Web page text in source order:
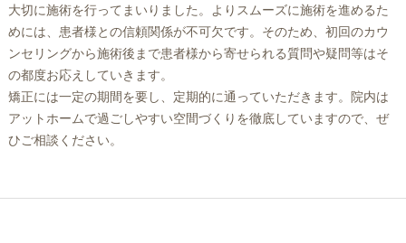
大切に施術を行ってまいりました。よりスムーズに施術を進めるた
めには、患者様との信頼関係が不可欠です。そのため、初回のカウ
ンセリングから施術後まで患者様から寄せられる質問や疑問等はそ
の都度お応えしていきます。
矯正には一定の期間を要し、定期的に通っていただきます。院内は
アットホームで過ごしやすい空間づくりを徹底していますので、ぜ
ひご相談ください。